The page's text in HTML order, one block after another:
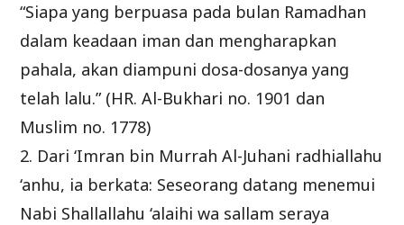
“Siapa yang berpuasa pada bulan Ramadhan
dalam keadaan iman dan mengharapkan
pahala, akan diampuni dosa-dosanya yang
telah lalu.” (HR. Al-Bukhari no. 1901 dan
Muslim no. 1778)
2. Dari ‘Imran bin Murrah Al-Juhani radhiallahu
‘anhu, ia berkata: Seseorang datang menemui
Nabi Shallallahu ‘alaihi wa sallam seraya